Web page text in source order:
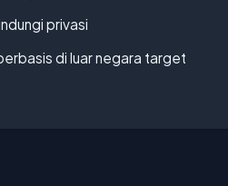
privasi
di luar negara target